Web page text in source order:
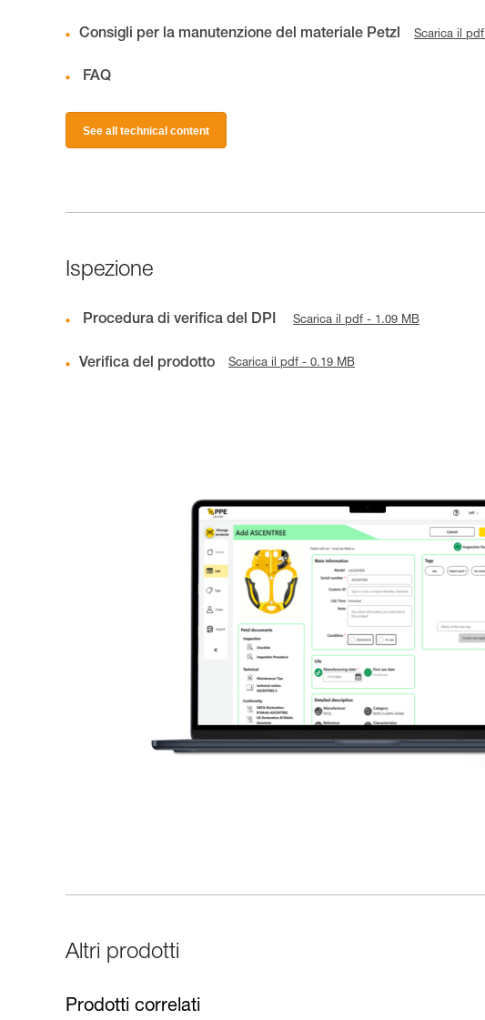
Consigli per la manutenzione del materiale Petzl Scarica il
FAQ
See all technical content
Ispezione
Procedura di verifica del DPI Scarica il pdf - 1.09 MB
Verifica del prodotto Scarica il pdf - 0.19 MB
Altri prodotti
Prodotti correlati